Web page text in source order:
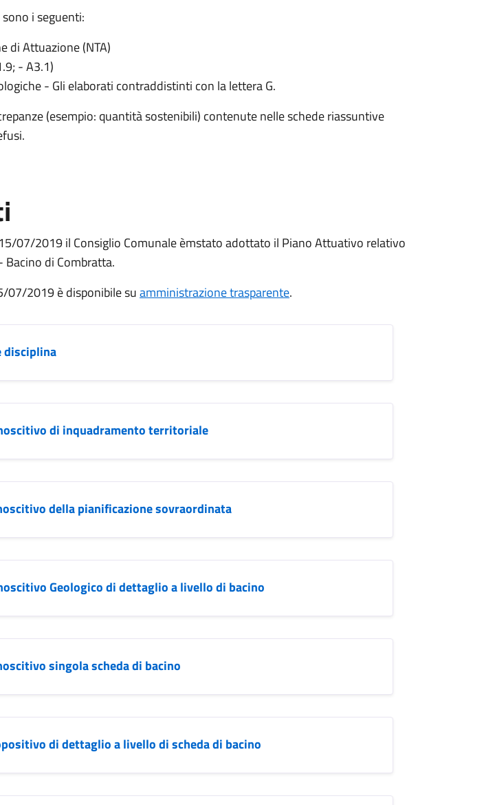
i seguenti:
di Attuazione (NTA)
- A3.1)
- Gli elaborati contraddistinti con la lettera G.
(esempio: quantità sostenibili) contenute nelle schede riassuntive
07/2019 il Consiglio Comunale èmstato adottato il Piano Attuativo relativo
Bacino di Combratta.
07/2019 è disponibile suamministrazione trasparente.
disciplina
di inquadramento territoriale
della pianificazione sovraordinata
Geologico di dettaglio a livello di bacino
singola scheda di bacino
di dettaglio a livello di scheda di bacino